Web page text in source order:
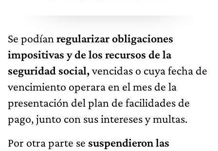
Se podían regularizar obligaciones
impositivas y de los recursos de la
seguridad social,vencidas o cuya fecha de
vencimiento operara en el mes de la
presentación del plan de facilidades de
pago, junto con sus intereses y multas.
Por otra parte se suspendieron las